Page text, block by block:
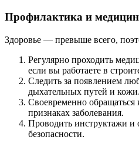
Профилактика и
Здоровье — превыше всего,
Регулярно проходить
если вы работаете в
Следить за появлением
дыхательных путей и кожи.
Своевременно обращаться
признаках заболевания.
Проводить инструктажи и
безопасности.